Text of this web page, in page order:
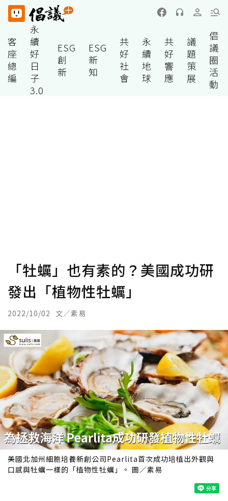
客
座
總
編
永
續
好
日
子
3.0
ESG
創
新
ESG
新
知
共
好
社
會
永
續
地
球
共
好
響
應
議
題
策
展
倡
議
圈
活
動
「牡蠣」也有素的？美國成功研
發出「植物性牡蠣」
2022/10/02 文／素易
美國北加州細胞培養新創公司Pearlita首次成功培植出外觀與
口感與牡蠣一樣的「植物性牡蠣」。 圖／素易